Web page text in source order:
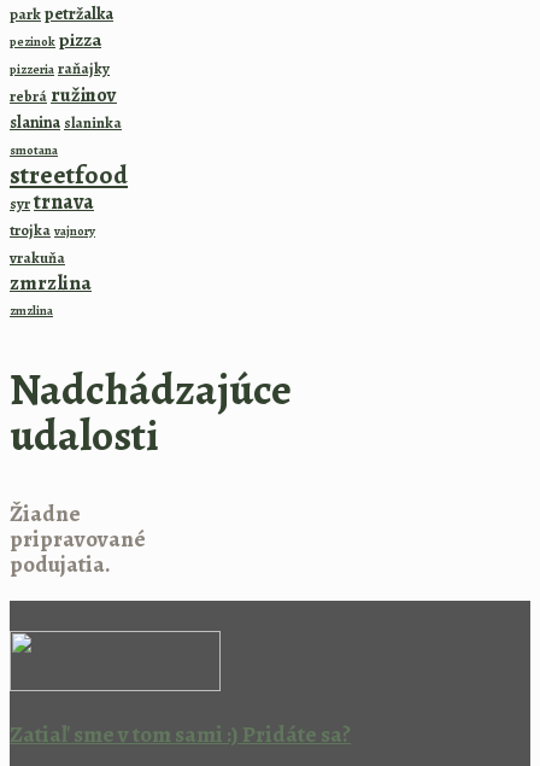
parkpetržalka
pezinok pizza
pizzeria raňajky
rebrá ružinov
slanina slaninka
smotana
streetfood
syrtrnava
trojka vajnory
vrakuňa
zmrzlina
zmzlina
Nadchádzajúce
udalosti
Žiadne
pripravované
podujatia.
Zatiaľ sme v tom sami :) Pridáte sa?